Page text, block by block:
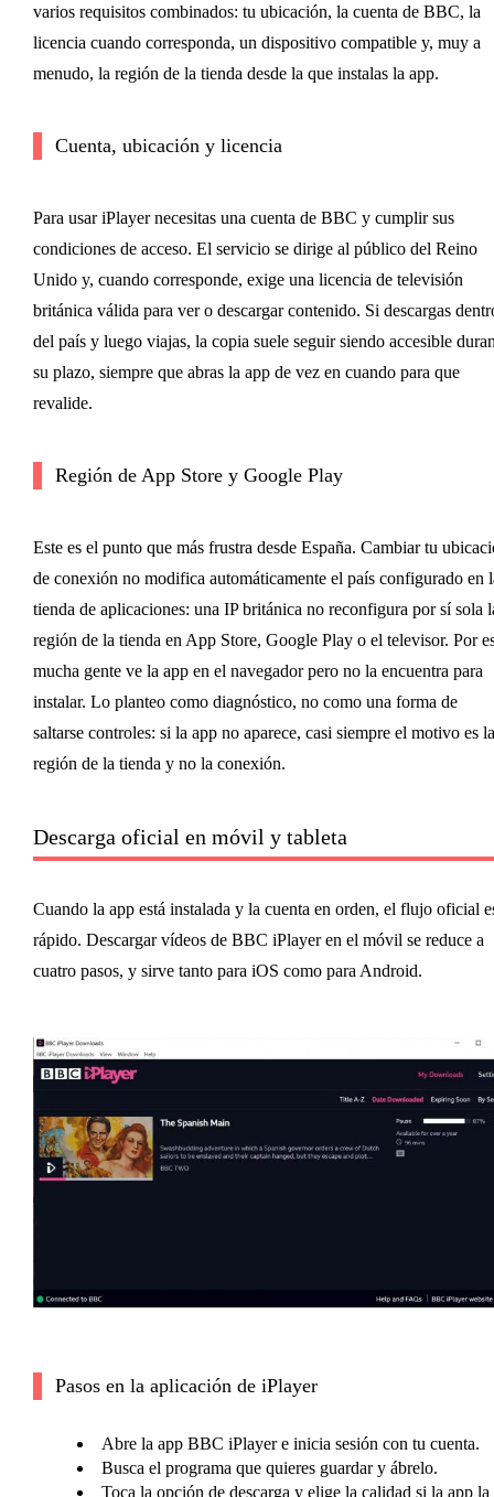
varios requisitos combinados: tu ubicación, la cuenta de BBC, la
licencia cuando corresponda, un dispositivo compatible y, muy a
menudo, la región de la tienda desde la que instalas la app.
Cuenta, ubicación y licencia
Para usar iPlayer necesitas una cuenta de BBC y cumplir sus
condiciones de acceso. El servicio se dirige al público del Reino
Unido y, cuando corresponde, exige una licencia de televisión
británica válida para ver o descargar contenido. Si descargas
del país y luego viajas, la copia suele seguir siendo accesible
su plazo, siempre que abras la app de vez en cuando para que
revalide.
Región de App Store y Google Play
Este es el punto que más frustra desde España. Cambiar tu
de conexión no modifica automáticamente el país configurado en
tienda de aplicaciones: una IP británica no reconfigura por sí sola
región de la tienda en App Store, Google Play o el televisor. Por
mucha gente ve la app en el navegador pero no la encuentra para
instalar. Lo planteo como diagnóstico, no como una forma de
saltarse controles: si la app no aparece, casi siempre el motivo es la
región de la tienda y no la conexión.
Descarga oficial en móvil y tableta
Cuando la app está instalada y la cuenta en orden, el flujo oficial
rápido. Descargar vídeos de BBC iPlayer en el móvil se reduce a
cuatro pasos, y sirve tanto para iOS como para Android.
Pasos en la aplicación de iPlayer
Abre la app BBC iPlayer e inicia sesión con tu cuenta.
Busca el programa que quieres guardar y ábrelo.
Toca la opción de descarga y elige la calidad si la app la